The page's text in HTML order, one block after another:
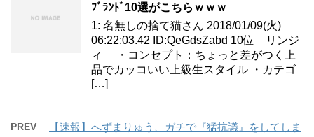
ﾌﾞﾗﾝﾄﾞ10選がこちらｗｗｗ
1: 名無しの捨て猫さん 2018/01/09(火)
06:22:03.42 ID:QeGdsZabd 10位 リンジ
ィ ・コンセプト：ちょっと差がつく上
品でカッコいい上級生スタイル ・カテゴ
[…]
PREV
【速報】へずまりゅう、ガチで『猛抗議』をしてしま